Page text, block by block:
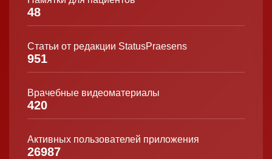
48
Статьи от редакции StatusPraesens
951
Врачебные видеоматериалы
420
Активных пользователей приложения
26987